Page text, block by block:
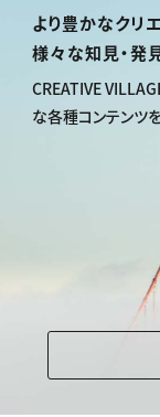
より豊かなクリ
様々な知見・発
CREATIVE
な各種コンテンツ